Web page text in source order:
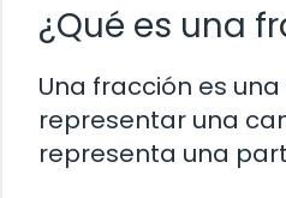
¿Qué es una
Una fracción es
representar una
representa una